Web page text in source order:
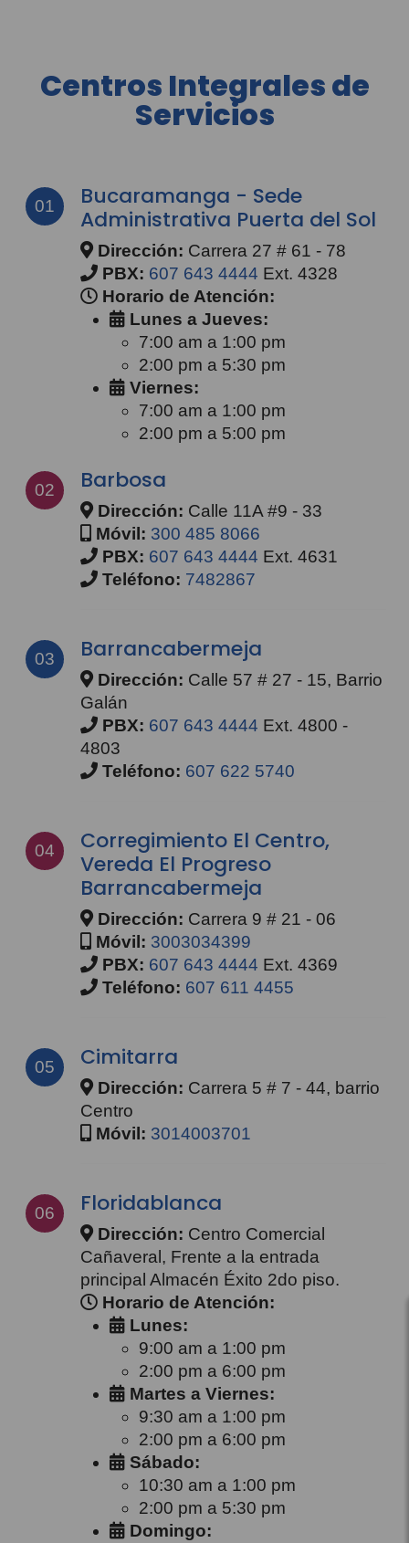
Centros Integrales de
Servicios
01
Bucaramanga - Sede
Administrativa Puerta del Sol
Dirección: Carrera 27 # 61 - 78
PBX: 607 643 4444 Ext. 4328
Horario de Atención:
Lunes a Jueves:
7:00 am a 1:00 pm
2:00 pm a 5:30 pm
Viernes:
7:00 am a 1:00 pm
2:00 pm a 5:00 pm
02 Barbosa
Dirección: Calle 11A #9 - 33
Móvil: 300 485 8066
PBX: 607 643 4444 Ext. 4631
Teléfono: 7482867
03 Barrancabermeja
Dirección: Calle 57 # 27 - 15, Barrio
Galán
PBX: 607 643 4444 Ext. 4800 -
4803
Teléfono: 607 622 5740
04
Corregimiento El Centro,
Vereda El Progreso
Barrancabermeja
Dirección: Carrera 9 # 21 - 06
Móvil: 3003034399
PBX: 607 643 4444 Ext. 4369
Teléfono: 607 611 4455
05 Cimitarra
Dirección: Carrera 5 # 7 - 44, barrio
Centro
Móvil: 3014003701
06 Floridablanca
Dirección: Centro Comercial
Cañaveral, Frente a la entrada
principal Almacén Éxito 2do piso.
Horario de Atención:
Lunes:
9:00 am a 1:00 pm
2:00 pm a 6:00 pm
Martes a Viernes:
9:30 am a 1:00 pm
2:00 pm a 6:00 pm
Sábado:
10:30 am a 1:00 pm
2:00 pm a 5:30 pm
Domingo: